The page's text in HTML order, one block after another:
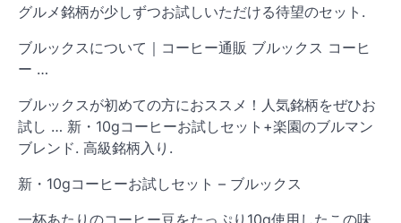
グルメ銘柄が少しずつお試しいただける待望のセット.
ブルックスについて｜コーヒー通販 ブルックス コーヒ
ー …
ブルックスが初めての方におススメ！人気銘柄をぜひお
試し … 新・10gコーヒーお試しセット+楽園のブルマン
ブレンド. 高級銘柄入り.
新・10gコーヒーお試しセット – ブルックス
一杯あたりのコーヒー豆をたっぷり10g使用したこの味